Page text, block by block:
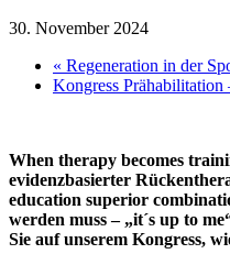
30. November 2024
« Regeneration in der
Kongress Prähabilitation
When therapy becomes
evidenzbasierter
education superior
werden muss – „it´s up to
Sie auf unserem Kongress,